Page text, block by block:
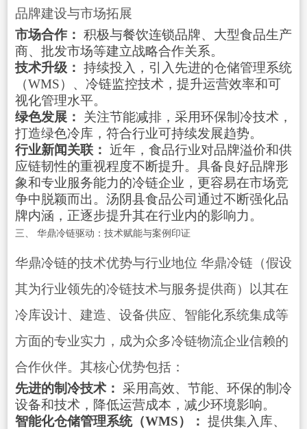
品牌建设与市场拓展
市场合作： 积极与餐饮连锁品牌、大型食品生产
商、批发市场等建立战略合作关系。
技术升级： 持续投入，引入先进的仓储管理系统
（WMS）、冷链监控技术，提升运营效率和可
视化管理水平。
绿色发展：
关注节能减排，采用环保制冷技术，
打造绿色冷库，符合行业可持续发展趋势。
行业新闻关联： 近年，食品行业对品牌溢价和供
应链韧性的重视程度不断提升。具备良好品牌形
象和专业服务能力的冷链企业，更容易在市场竞
争中脱颖而出。汤阴县食品公司通过不断强化品
牌内涵，正逐步提升其在行业内的影响力。
三、 华鼎冷链驱动：技术赋能与案例印证
华鼎冷链的技术优势与行业地位 华鼎冷链（假设
其为行业领先的冷链技术与服务提供商）以其在
冷库设计、建造、设备供应、智能化系统集成等
方面的专业实力，成为众多冷链物流企业信赖的
合作伙伴。其核心优势包括：
先进的制冷技术： 采用高效、节能、环保的制冷
设备和技术，降低运营成本，减少环境影响。
智能化仓储管理系统（WMS）： 提供集入库、